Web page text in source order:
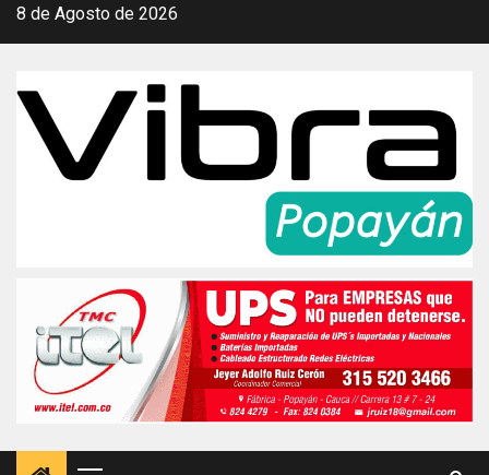
Saltar
8 de Agosto de 2026